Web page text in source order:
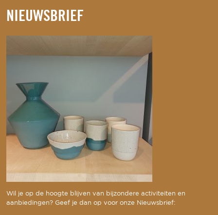
NIEUWSBRIEF
Wil je op de hoogte blijven van bijzondere activiteiten en
aanbiedingen? Geef je dan op voor onze Nieuwsbrief: